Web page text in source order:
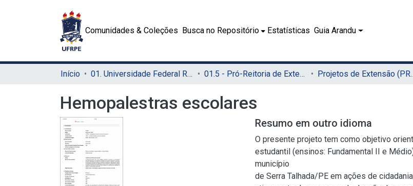
Comunidades & Coleções Busca no Repositório Estatísticas Guia Arandu
Início 01. Universidade Federal Rural de Pernambuco - UFRPE (Sede) 01.5 - Pró-Reitoria de Extensão, Cultura e Cidadania (PROExC) Projetos
Hemopalestras escolares
Resumo em outro idioma
O presente projeto tem como objetivo
estudantil (ensinos: Fundamental II e
município
de Serra Talhada/PE em ações de